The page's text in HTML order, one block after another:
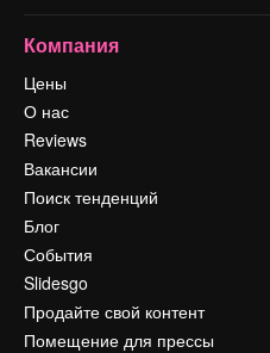
Компания
Цены
О нас
Reviews
Вакансии
Поиск тенденций
Блог
События
Slidesgo
Продайте свой контент
Помещение для прессы